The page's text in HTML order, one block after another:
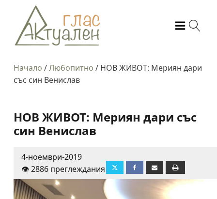
Начало /Любопитно / НОВ ЖИВОТ: Мериян дари
със син Венислав
НОВ ЖИВОТ: Мериян дари със
син Венислав
4-ноември-2019
👁️ 2886 преглеждания